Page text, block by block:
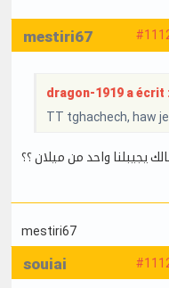
mestiri67
dragon-1919 a écrit
TT tghachech, haw
يجيبلنا واحد من ميلان ؟؟
mestiri67
souiai